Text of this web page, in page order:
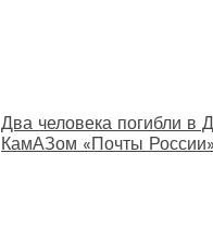
Два человека погибли в
КамАЗом «Почты